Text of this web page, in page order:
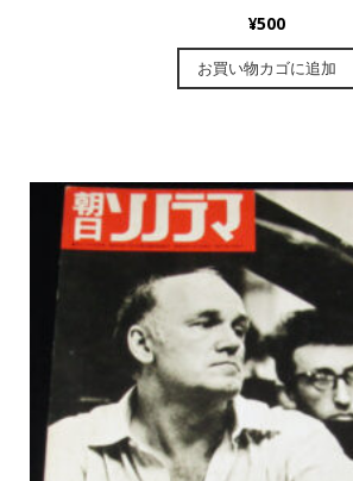
¥500
お買い物カゴに追加